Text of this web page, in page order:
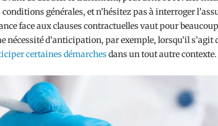
conditions générales, et n’hésitez pas à interroger
face aux clauses contractuelles vaut pour
nécessité d’anticipation, par exemple, lorsqu’il s’agit
certaines démarchesdans un tout autre contexte.